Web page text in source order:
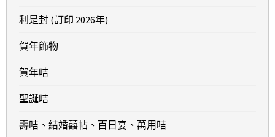
利是封 (訂印 2026年)
賀年飾物
賀年咭
聖誕咭
壽咭、結婚囍帖、百日宴、萬用咭